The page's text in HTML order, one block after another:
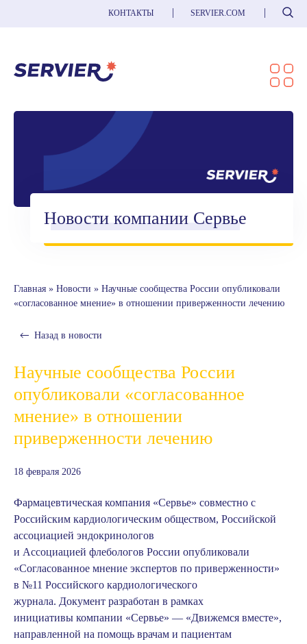
КОНТАКТЫ SERVIER.COM Поиск
Новости компании Сервье
Главная » Новости » Научные сообщества России опубликовали
«согласованное мнение» в отношении приверженности лечению
Назад в новости
Научные сообщества России
опубликовали «согласованное
мнение» в отношении
приверженности лечению
18 февраля 2026
Фармацевтическая компания «Сервье» совместно с
Российским кардиологическим обществом, Российской
ассоциацией эндокринологов
и Ассоциацией флебологов России опубликовали
«Согласованное мнение экспертов по приверженности»
в №11 Российского кардиологического
журнала. Документ разработан в рамках
инициативы компании «Сервье» — «Движемся вместе»,
направленной на помощь врачам и пациентам